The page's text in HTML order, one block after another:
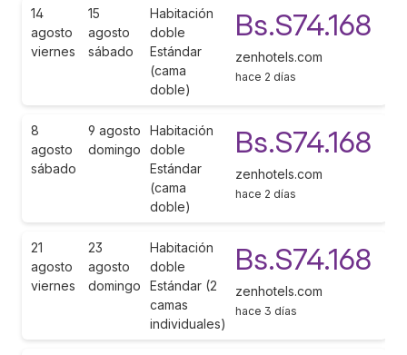
14
agosto
viernes
15
agosto
sábado
Habitación
doble
Estándar
(cama
doble)
Bs.S74.168
zenhotels.com
hace 2 días
8
agosto
sábado
9 agosto
domingo
Habitación
doble
Estándar
(cama
doble)
Bs.S74.168
zenhotels.com
hace 2 días
21
agosto
viernes
23
agosto
domingo
Habitación
doble
Estándar (2
camas
individuales)
Bs.S74.168
zenhotels.com
hace 3 días